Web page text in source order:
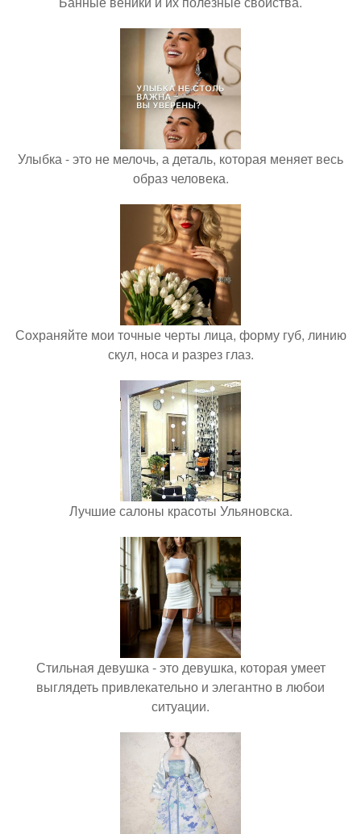
Улыбка - это не мелочь, а деталь, которая меняет весь
образ человека.
Сохраняйте мои точные черты лица, форму губ, линию
скул, носа и разрез глаз.
Лучшие салоны красоты Ульяновска.
Стильная девушка - это девушка, которая умеет
выглядеть привлекательно и элегантно в любои
ситуации.